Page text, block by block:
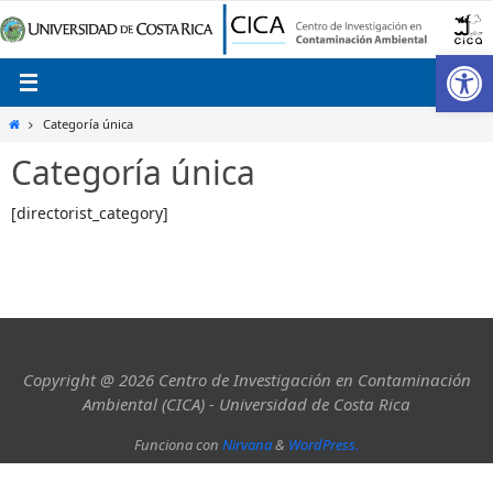
al
contenido
InicioCategoría única
Categoría única
[directorist_category]
Copyright @ 2026 Centro de Investigación en Contaminación
Ambiental (CICA) - Universidad de Costa Rica
Funciona con Nirvana& WordPress.